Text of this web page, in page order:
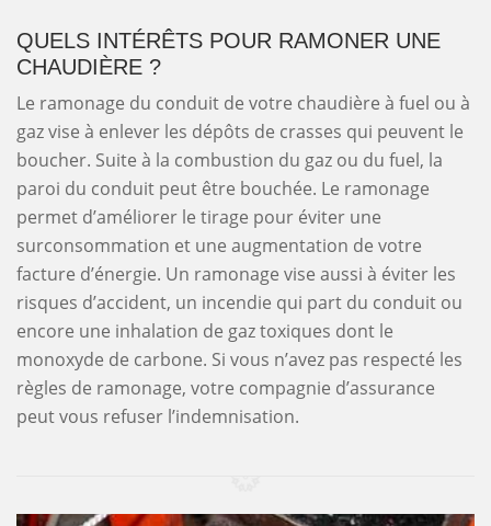
QUELS INTÉRÊTS POUR RAMONER UNE
CHAUDIÈRE ?
Le ramonage du conduit de votre chaudière à fuel ou à
gaz vise à enlever les dépôts de crasses qui peuvent le
boucher. Suite à la combustion du gaz ou du fuel, la
paroi du conduit peut être bouchée. Le ramonage
permet d’améliorer le tirage pour éviter une
surconsommation et une augmentation de votre
facture d’énergie. Un ramonage vise aussi à éviter les
risques d’accident, un incendie qui part du conduit ou
encore une inhalation de gaz toxiques dont le
monoxyde de carbone. Si vous n’avez pas respecté les
règles de ramonage, votre compagnie d’assurance
peut vous refuser l’indemnisation.